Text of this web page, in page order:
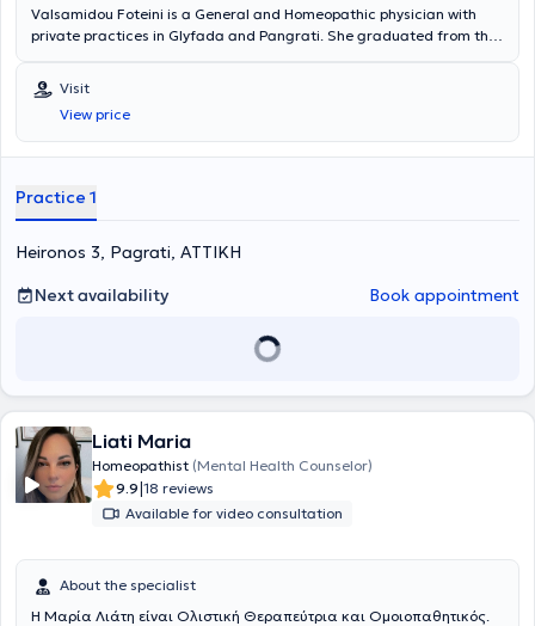
Valsamidou Foteini is a General and Homeopathic physician with
private practices in Glyfada and Pangrati. She graduated from the
Athens and holds a diploma from the International Academy of
Homeopathy. She specialized in general medicine at the General
Hospital of Athens "Korgialenio - Benakeio" and at the Markopoulo
Health Center. The doctor provides individualized treatment for
dysmenorrhea, polycystic ovary syndrome, headaches, menstrual
Visit
View price
Practice 1
Heironos 3, Pagrati, ΑΤΤΙΚΗ
Next availability
Book appointment
Liati Maria
Homeopathist (Mental Health Counselor)
9.9|18 reviews
Available for video consultation
About the specialist
Η Μαρία Λιάτη είναι Ολιστική Θεραπεύτρια και Ομοιοπαθητικός.